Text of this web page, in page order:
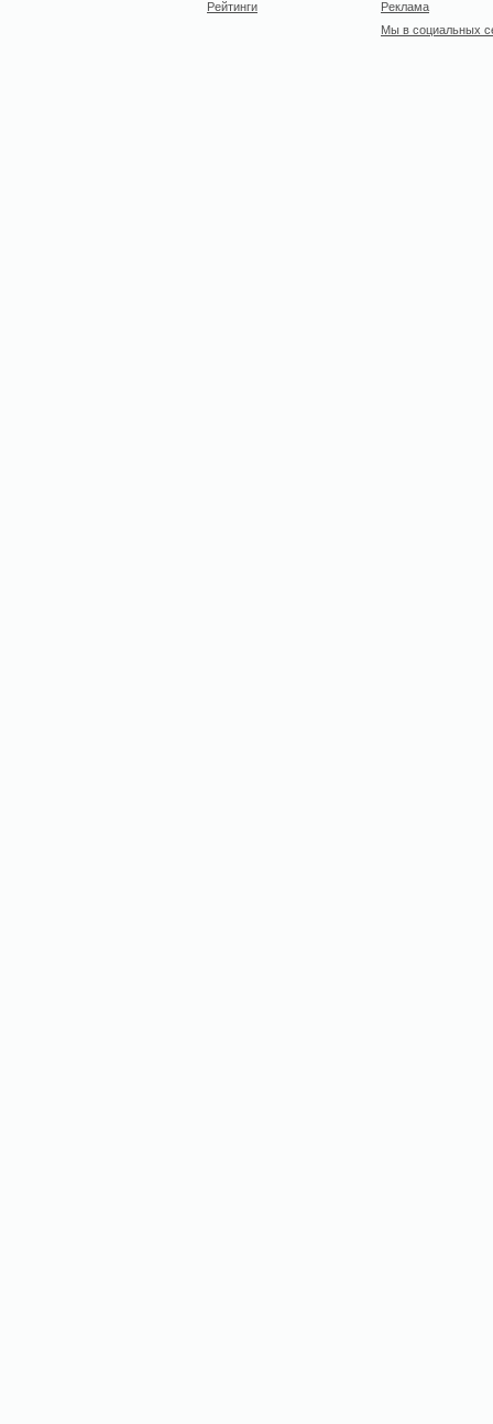
Рейтинги
Реклама
Мы в социальных